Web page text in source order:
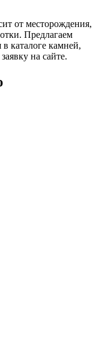
от месторождения,
Предлагаем
каталоге камней,
на сайте.